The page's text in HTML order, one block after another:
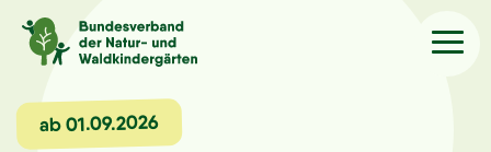
Sprache/Language
ab 01.09.2026